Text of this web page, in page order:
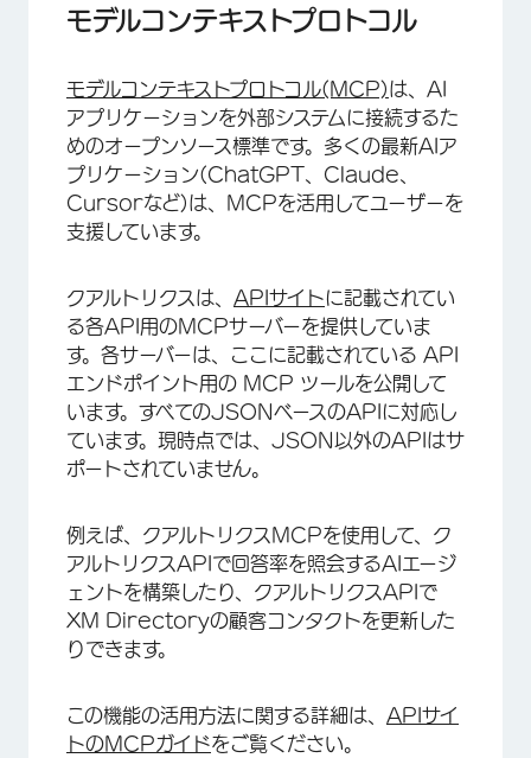
×
モデルコンテキストプロトコル
モデルコンテキストプロトコル(MCP)は、AI
アプリケーションを外部システムに接続するた
めのオープンソース標準です。多くの最新AIア
プリケーション(ChatGPT、Claude、
Cursorなど)は、MCPを活用してユーザーを
支援しています。
クアルトリクスは、 APIサイトに記載されてい
る各API用のMCPサーバーを提供していま
す。各サーバーは、ここに記載されている API
エンドポイント用の MCP ツールを公開して
います。すべてのJSONベースのAPIに対応し
ています。現時点では、JSON以外のAPIはサ
ポートされていません。
例えば、クアルトリクスMCPを使用して、ク
アルトリクスAPIで回答率を照会するAIエージ
ェントを構築したり、クアルトリクスAPIで
XM Directoryの顧客コンタクトを更新した
りできます。
この機能の活用方法に関する詳細は、 APIサイ
トのMCPガイドをご覧ください。